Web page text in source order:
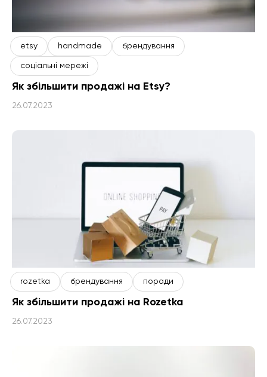
etsy handmade брендування
соціальні мережі
Як збільшити продажі на Etsy?
26.07.2023
rozetka брендування поради
Як збільшити продажі на Rozetka
26.07.2023